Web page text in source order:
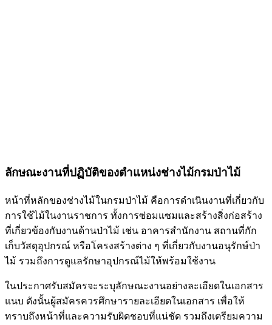
ลักษณะงานที่ปฏิบัติของตำแหน่งช่างไม้กรมป่าไม้
หน้าที่หลักของช่างไม้ในกรมป่าไม้ คือการดำเนินงานที่เกี่ยวกับ
การใช้ไม้ในงานราชการ ทั้งการซ่อมแซมและสร้างสิ่งก่อสร้าง
ที่เกี่ยวข้องกับงานด้านป่าไม้ เช่น อาคารสำนักงาน สถานที่กัก
เก็บวัสดุอุปกรณ์ หรือโครงสร้างต่าง ๆ ที่เกี่ยวกับงานอนุรักษ์ป่า
ไม้ รวมถึงการดูแลรักษาอุปกรณ์ไม้ให้พร้อมใช้งาน
ในประกาศรับสมัครจะระบุลักษณะงานอย่างละเอียดในเอกสาร
แนบ ดังนั้นผู้สมัครควรศึกษารายละเอียดในเอกสาร เพื่อให้
ทราบถึงหน้าที่และความรับผิดชอบที่แน่ชัด รวมถึงเตรียมความ